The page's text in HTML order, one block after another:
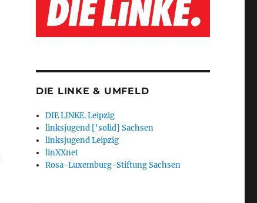
DIE LINKE & UMFELD
DIE LINKE. Leipzig
linksjugend ['solid] Sachsen
linksjugend Leipzig
linXXnet
Rosa-Luxemburg-Stiftung Sachsen